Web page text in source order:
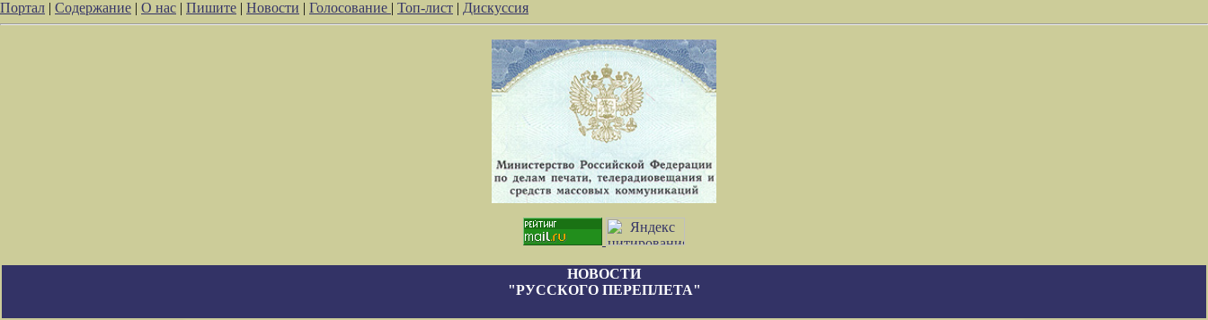
Портал | Содержание | О нас | Пишите | Новости | Голосование | Топ-лист | Дискуссия
НОВОСТИ
"РУССКОГО ПЕРЕПЛЕТА"